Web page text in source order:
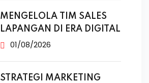
MENGELOLA TIM SALES
LAPANGAN DI ERA DIGITAL
01/08/2026
STRATEGI MARKETING